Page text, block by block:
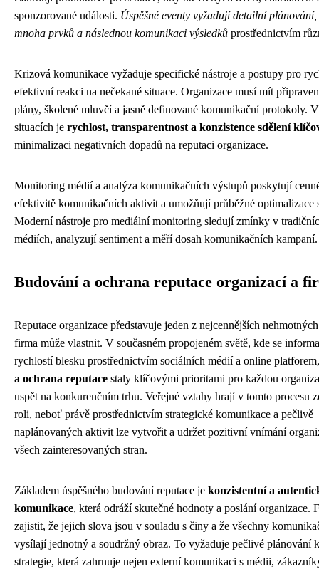
sponzorované události. Úspěšné eventy vyžadují detailní
mnoha prvků a následnou komunikaci výsledků prostřednictvím
Krizová komunikace vyžaduje specifické nástroje a postupy pro
efektivní reakci na nečekané situace. Organizace musí mít
plány, školené mluvčí a jasně definované komunikační protokoly.
situacích je rychlost, transparentnost a konzistence sdělení
minimalizaci negativních dopadů na reputaci organizace.
Monitoring médií a analýza komunikačních výstupů poskytují
efektivitě komunikačních aktivit a umožňují průběžné optimalizace
Moderní nástroje pro mediální monitoring sledují zmínky v
médiích, analyzují sentiment a měří dosah komunikačních kampaní.
Budování a ochrana reputace organizací a
Reputace organizace představuje jeden z nejcennějších
firma může vlastnit. V současném propojeném světě, kde se
rychlostí blesku prostřednictvím sociálních médií a online
a ochrana reputace staly klíčovými prioritami pro každou
uspět na konkurenčním trhu. Veřejné vztahy hrají v tomto procesu
roli, neboť právě prostřednictvím strategické komunikace a pečlivě
naplánovaných aktivit lze vytvořit a udržet pozitivní vnímání
všech zainteresovaných stran.
Základem úspěšného budování reputace je konzistentní a
komunikace, která odráží skutečné hodnoty a poslání organizace.
zajistit, že jejich slova jsou v souladu s činy a že všechny
vysílají jednotný a soudržný obraz. To vyžaduje pečlivé plánování
strategie, která zahrnuje nejen externí komunikaci s médii,